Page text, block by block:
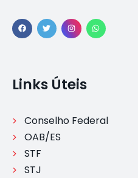
Links Úteis
Conselho Federal
OAB/ES
STF
STJ